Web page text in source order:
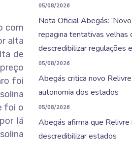
com
alta
de
foi
foi o
lá
05/08/2026
Nota Oficial Abegás: ‘Novo
repagina tentativas velhas
descredibilizar regulações
05/08/2026
Abegás critica novo
autonomia dos estados
05/08/2026
Abegás afirma que Relivre
descredibilizar estados